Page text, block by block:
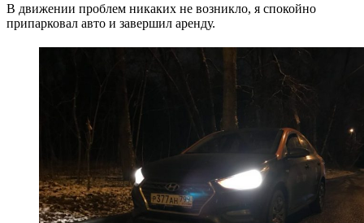
В движении проблем никаких не возникло, я спокойно
припарковал авто и завершил аренду.